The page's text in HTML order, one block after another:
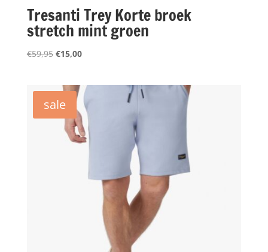
Tresanti Trey Korte broek
stretch mint groen
€59,95 Oorspronkelijke
€59,95.
€15,00Huidige
€15,00.
sale